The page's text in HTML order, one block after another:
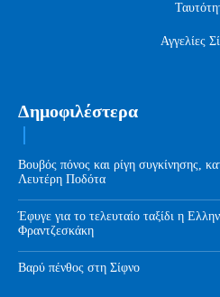
Αγγελίες
Δημοφιλέστερα
Βουβός πόνος και ρίγη συγκίνησης,
Λευτέρη Ποδότα
Έφυγε για το τελευταίο ταξίδι η
Φραντζεσκάκη
Βαρύ πένθος στη Σίφνο